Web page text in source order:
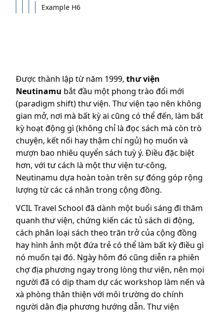
Example H6
Được thành lập từ năm 1999, thư viện
Neutinamu bắt đầu một phong trào đổi mới
(paradigm shift) thư viện. Thư viện tạo nên không
gian mở, nơi mà bất kỳ ai cũng có thể đến, làm bất
kỳ hoạt động gì (không chỉ là đọc sách mà còn trò
chuyện, kết nối hay thậm chí ngủ) họ muốn và
mượn bao nhiêu quyển sách tuỳ ý. Điều đặc biệt
hơn, với tư cách là một thư viện tư-công,
Neutinamu dựa hoàn toàn trên sự đóng góp rộng
lượng từ các cá nhân trong cộng đồng.
VCIL Travel School đã dành một buổi sáng đi thăm
quanh thư viện, chứng kiến các tủ sách di động,
cách phân loại sách theo trăn trở của cộng đồng
hay hình ảnh một đứa trẻ có thể làm bất kỳ điều gì
nó muốn tại đó. Ngày hôm đó cũng diễn ra phiên
chợ địa phương ngay trong lòng thư viện, nên mọi
người đã có dịp tham dự các workshop làm nến và
xà phòng thân thiện với môi trường do chính
người dân địa phương hướng dẫn. Thư viện